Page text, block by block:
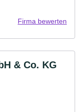
Firma bewerten
& Co. KG